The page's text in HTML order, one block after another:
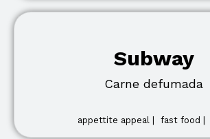
Subway
Carne defumada
appettite appeal | fast food |